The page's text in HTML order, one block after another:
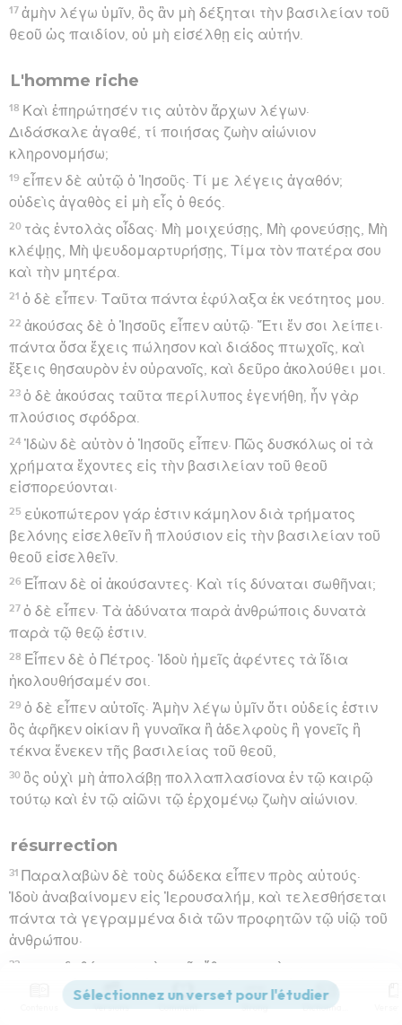
17 ἀμὴν λέγω ὑμῖν, ὃς ἂν μὴ δέξηται τὴν βασιλείαν τοῦ
θεοῦ ὡς παιδίον, οὐ μὴ εἰσέλθῃ εἰς αὐτήν.
L'homme riche
18 Καὶ ἐπηρώτησέν τις αὐτὸν ἄρχων λέγων·
Διδάσκαλε ἀγαθέ, τί ποιήσας ζωὴν αἰώνιον
κληρονομήσω;
19 εἶπεν δὲ αὐτῷ ὁ Ἰησοῦς· Τί με λέγεις ἀγαθόν;
οὐδεὶς ἀγαθὸς εἰ μὴ εἷς ὁ θεός.
20 τὰς ἐντολὰς οἶδας· Μὴ μοιχεύσῃς, Μὴ φονεύσῃς, Μὴ
κλέψῃς, Μὴ ψευδομαρτυρήσῃς, Τίμα τὸν πατέρα σου
καὶ τὴν μητέρα.
21 ὁ δὲ εἶπεν· Ταῦτα πάντα ἐφύλαξα ἐκ νεότητος μου.
22 ἀκούσας δὲ ὁ Ἰησοῦς εἶπεν αὐτῷ· Ἔτι ἕν σοι λείπει·
πάντα ὅσα ἔχεις πώλησον καὶ διάδος πτωχοῖς, καὶ
ἕξεις θησαυρὸν ἐν οὐρανοῖς, καὶ δεῦρο ἀκολούθει μοι.
23 ὁ δὲ ἀκούσας ταῦτα περίλυπος ἐγενήθη, ἦν γὰρ
πλούσιος σφόδρα.
24 Ἰδὼν δὲ αὐτὸν ὁ Ἰησοῦς εἶπεν· Πῶς δυσκόλως οἱ τὰ
χρήματα ἔχοντες εἰς τὴν βασιλείαν τοῦ θεοῦ
εἰσπορεύονται·
25 εὐκοπώτερον γάρ ἐστιν κάμηλον διὰ τρήματος
βελόνης εἰσελθεῖν ἢ πλούσιον εἰς τὴν βασιλείαν τοῦ
θεοῦ εἰσελθεῖν.
26 Εἶπαν δὲ οἱ ἀκούσαντες· Καὶ τίς δύναται σωθῆναι;
27 ὁ δὲ εἶπεν· Τὰ ἀδύνατα παρὰ ἀνθρώποις δυνατὰ
παρὰ τῷ θεῷ ἐστιν.
28 Εἶπεν δὲ ὁ Πέτρος· Ἰδοὺ ἡμεῖς ἀφέντες τὰ ἴδια
ἠκολουθήσαμέν σοι.
29 ὁ δὲ εἶπεν αὐτοῖς· Ἀμὴν λέγω ὑμῖν ὅτι οὐδείς ἐστιν
ὃς ἀφῆκεν οἰκίαν ἢ γυναῖκα ἢ ἀδελφοὺς ἢ γονεῖς ἢ
τέκνα ἕνεκεν τῆς βασιλείας τοῦ θεοῦ,
30 ὃς οὐχὶ μὴ ἀπολάβῃ πολλαπλασίονα ἐν τῷ καιρῷ
τούτῳ καὶ ἐν τῷ αἰῶνι τῷ ἐρχομένῳ ζωὴν αἰώνιον.
résurrection
31 Παραλαβὼν δὲ τοὺς δώδεκα εἶπεν πρὸς αὐτούς·
Ἰδοὺ ἀναβαίνομεν εἰς Ἰερουσαλήμ, καὶ τελεσθήσεται
πάντα τὰ γεγραμμένα διὰ τῶν προφητῶν τῷ υἱῷ τοῦ
ἀνθρώπου·
32
παραδοθήσεται γὰρ τοῖς ἔθνεσιν καὶ
ἐμπαιχθήσεται καὶ ὑβρισθήσεται καὶ ἐμπτυσθήσεται,
Versions Commentaires Strong